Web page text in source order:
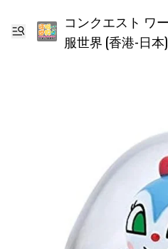
コンクエスト ワールド 征
服世界 (香港-日本)